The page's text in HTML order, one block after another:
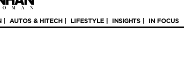
AUTOS & HITECH LIFESTYLE INSIGHTS IN FOCUS